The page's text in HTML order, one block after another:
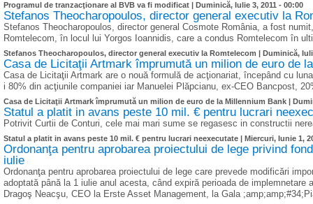
Programul de tranzacţionare al BVB va fi modificat | Duminică, Iulie 3, 2011 - 00:00
Stefanos Theocharopoulos, director general executiv la
Stefanos Theocharopoulos, director general Cosmote România, a fost
Romtelecom, în locul lui Yorgos Ioannidis, care a condus Romtelecom în
Stefanos Theocharopoulos, director general executiv la Romtelecom | Duminică,
Casa de Licitaţii Artmark împrumută un milion de euro de
Casa de Licitaţii Artmark are o nouă formulă de acţionariat, începând cu
i 80% din acţiunile companiei iar Manuelei Plăpcianu, ex-CEO Bancpost,
Casa de Licitaţii Artmark împrumută un milion de euro de la Millennium Bank |
Statul a platit in avans peste 10 mil. € pentru lucrari
Potrivit Curtii de Conturi, cele mai mari sume se regasesc in constructii
Statul a platit in avans peste 10 mil. € pentru lucrari neexecutate | Miercuri, Iunie 1,
Ordonanţa pentru aprobarea proiectului de lege privind
iulie
Ordonanţa pentru aprobarea proiectului de lege care prevede modificări
adoptată până la 1 iulie anul acesta, când expiră perioada de
Dragoş Neacşu, CEO la Erste Asset Management, la Gala